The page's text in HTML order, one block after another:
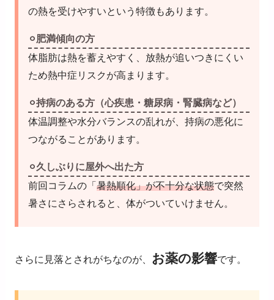
の熱を受けやすいという特徴もあります。
⚪︎肥満傾向の方
体脂肪は熱を蓄えやすく、放熱が追いつきにくい
ため熱中症リスクが高まります。
⚪︎持病のある方（心疾患・糖尿病・腎臓病など）
体温調整や水分バランスの乱れが、持病の悪化に
つながることがあります。
⚪︎久しぶりに屋外へ出た方
前回コラムの「 暑熱順化」が不十分な状態で突然
暑さにさらされると、体がついていけません。
さらに見落とされがちなのが、 お薬の影響です。